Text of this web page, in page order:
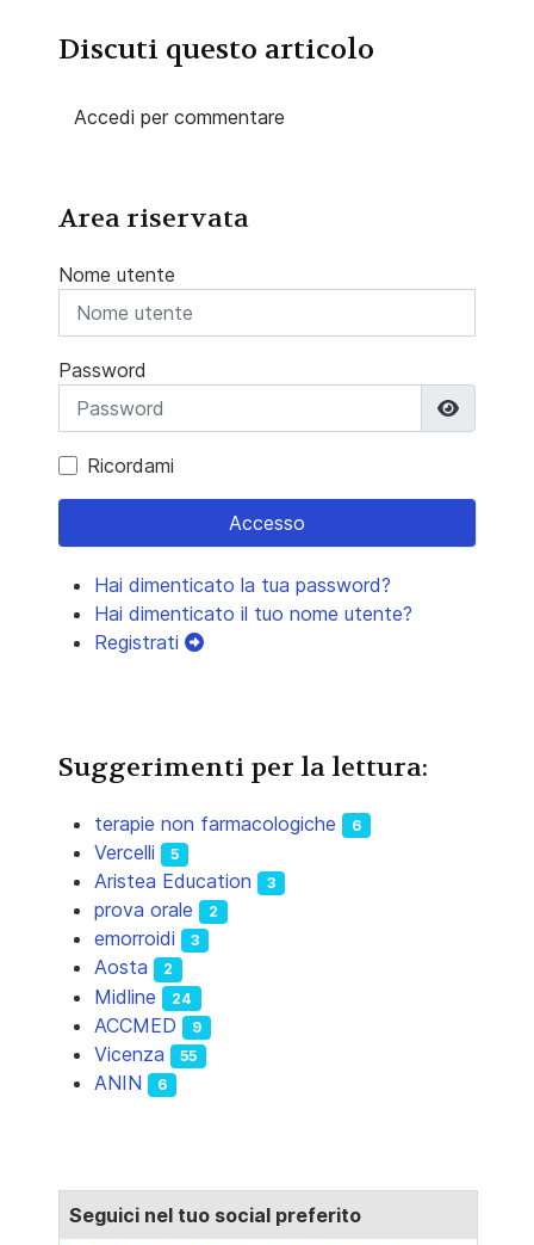
Discuti questo articolo
Accedi per commentare
Area riservata
Nome utente
Password
Ricordami
Accesso
Hai dimenticato la tua password?
Hai dimenticato il tuo nome utente?
Registrati
Suggerimenti per la lettura:
terapie non farmacologiche 6
Vercelli 5
Aristea Education 3
prova orale 2
emorroidi 3
Aosta 2
Midline 24
ACCMED 9
Vicenza 55
ANIN 6
Seguici nel tuo social preferito